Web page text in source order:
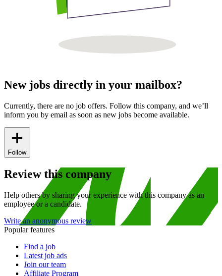
New jobs directly in your mailbox?
Currently, there are no job offers. Follow this company, and we’ll
inform you by email as soon as new jobs become available.
Follow
Review this company
Help others by sharing your experience with this company as an
employee or a candidate.
Write an anonymous review
Popular features
Find a job
Latest job ads
Join our team
Affiliate Program